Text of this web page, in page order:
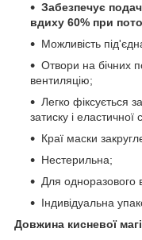
Забезпечує
вдиху 60% при
Можливість
Отвори на бічних
вентиляцію;
Легко фіксується
затиску і еластичної
Краї маски
Нестерильна;
Для одноразового
Індивідуальна
Довжина кисневої